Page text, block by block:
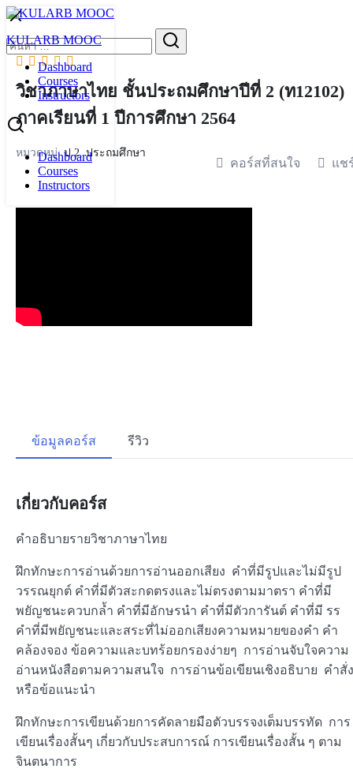
Skip
content
KULARB MOOC
Dashboard
Courses
Instructors
Dashboard
Courses
Instructors
Search
for:
วิชาภาษาไทย ชั้นประถมศึกษาปีที่ 2 (ท12102)
ภาคเรียนที่ 1 ปีการศึกษา 2564
หมวดหมู่:ป.2,ประถมศึกษา
คอร์สที่สนใจ แช
ข้อมูลคอร์ส รีวิว
เกี่ยวกับคอร์ส
คำอธิบายรายวิชาภาษาไทย
ฝึกทักษะการอ่านด้วยการอ่านออกเสียง คำที่มีรูปและไม่มีรูป
วรรณยุกต์ คำที่มีตัวสะกดตรงและไม่ตรงตามมาตรา คำที่มี
พยัญชนะควบกล้ำ คำที่มีอักษรนำ คำที่มีตัวการันต์ คำที่มี รร
คำที่มีพยัญชนะและสระที่ไม่ออกเสียงความหมายของคำ คำ
คล้องจอง ข้อความและบทร้อยกรองง่ายๆ การอ่านจับใจควา
อ่านหนังสือตามความสนใจ การอ่านข้อเขียนเชิงอธิบาย คำสั่ง
หรือข้อแนะนำ
ฝึกทักษะการเขียนด้วยการคัดลายมือตัวบรรจงเต็มบรรทัด การ
เขียนเรื่องสั้นๆ เกี่ยวกับประสบการณ์ การเขียนเรื่องสั้น ๆ ตาม
จินตนาการ